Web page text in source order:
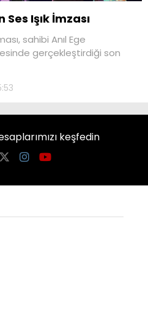
Işık İmzası
sahibi Anıl Ege
gerçekleştirdiği son
keşfedin